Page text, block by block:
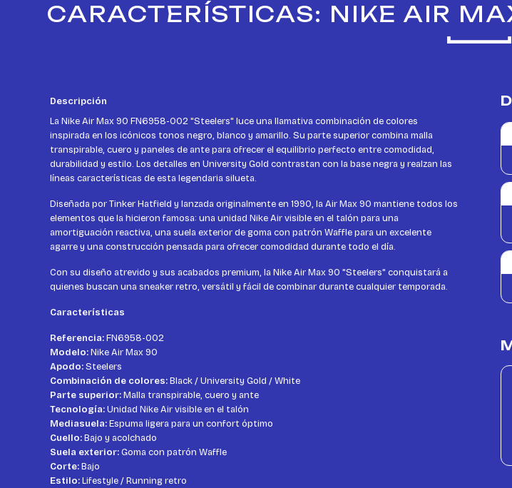
CARACTERÍSTICAS: NIKE AIR
Descripción
La Nike Air Max 90 FN6958-002 "Steelers" luce una llamativa combinación de colores
inspirada en los icónicos tonos negro, blanco y amarillo. Su parte superior combina malla
transpirable, cuero y paneles de ante para ofrecer el equilibrio perfecto entre comodidad,
durabilidad y estilo. Los detalles en University Gold contrastan con la base negra y realzan las
líneas características de esta legendaria silueta.
Diseñada por Tinker Hatfield y lanzada originalmente en 1990, la Air Max 90 mantiene todos los
elementos que la hicieron famosa: una unidad Nike Air visible en el talón para una
amortiguación reactiva, una suela exterior de goma con patrón Waffle para un excelente
agarre y una construcción pensada para ofrecer comodidad durante todo el día.
Con su diseño atrevido y sus acabados premium, la Nike Air Max 90 "Steelers" conquistará a
quienes buscan una sneaker retro, versátil y fácil de combinar durante cualquier temporada.
Características
Referencia:FN6958-002
Modelo:Nike Air Max 90
Apodo:Steelers
Combinación de colores:Black / University Gold / White
Parte superior:Malla transpirable, cuero y ante
Tecnología:Unidad Nike Air visible en el talón
Mediasuela:Espuma ligera para un confort óptimo
Cuello:Bajo y acolchado
Suela exterior:Goma con patrón Waffle
Corte:Bajo
Estilo:Lifestyle / Running retro